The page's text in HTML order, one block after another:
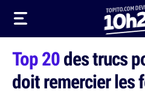
Top 20des trucs
doit remercier les